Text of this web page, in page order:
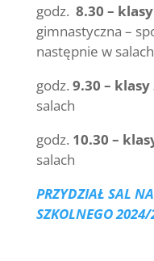
godz. 8.30 –
gimnastyczna –
następnie w
godz. 9.30 – klasy
salach
godz. 10.30 –
salach
PRZYDZIAŁ SAL
SZKOLNEGO